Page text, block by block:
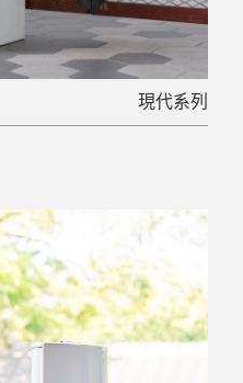
現代系列